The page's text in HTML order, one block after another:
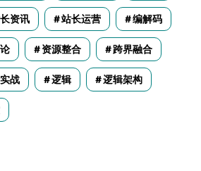
资讯 站长运营 编解码
资源整合 跨界融合
战 逻辑 逻辑架构